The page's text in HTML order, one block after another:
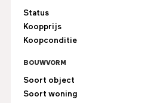
Status
Koopprijs
Koopconditie
BOUWVORM
Soort object
Soort woning